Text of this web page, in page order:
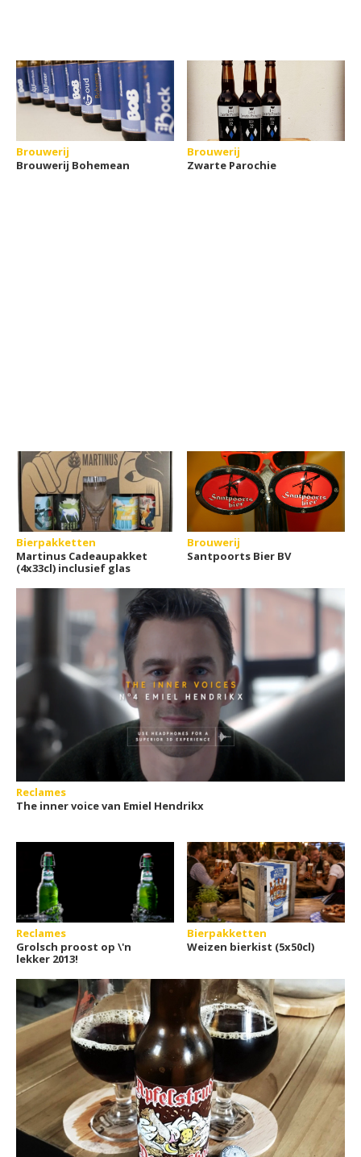
Brouwerij
Brouwerij Bohemean
Brouwerij
Zwarte Parochie
Bierpakketten
Martinus Cadeaupakket
(4x33cl) inclusief glas
Brouwerij
Santpoorts Bier BV
Reclames
The inner voice van Emiel Hendrikx
Reclames
Grolsch proost op \'n
lekker 2013!
Bierpakketten
Weizen bierkist (5x50cl)